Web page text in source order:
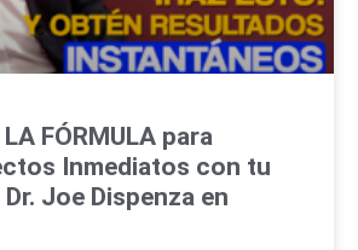
FÓRMULA para
Inmediatos con tu
Joe Dispenza en